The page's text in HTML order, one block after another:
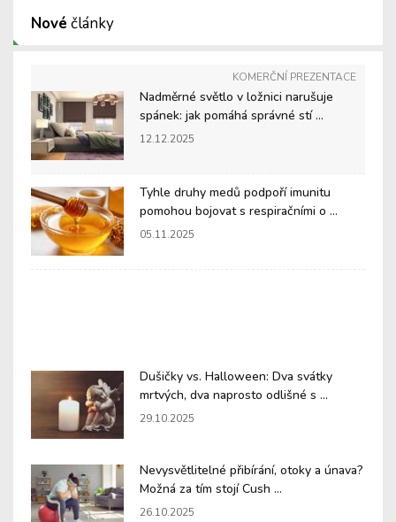
Nové články
KOMERČNÍ PREZENTACE
Nadměrné světlo v ložnici narušuje
spánek: jak pomáhá správné stí ...
12.12.2025
Tyhle druhy medů podpoří imunitu
pomohou bojovat s respiračními o ...
05.11.2025
Dušičky vs. Halloween: Dva svátky
mrtvých, dva naprosto odlišné s ...
29.10.2025
Nevysvětlitelné přibírání, otoky a únava?
Možná za tím stojí Cush ...
26.10.2025